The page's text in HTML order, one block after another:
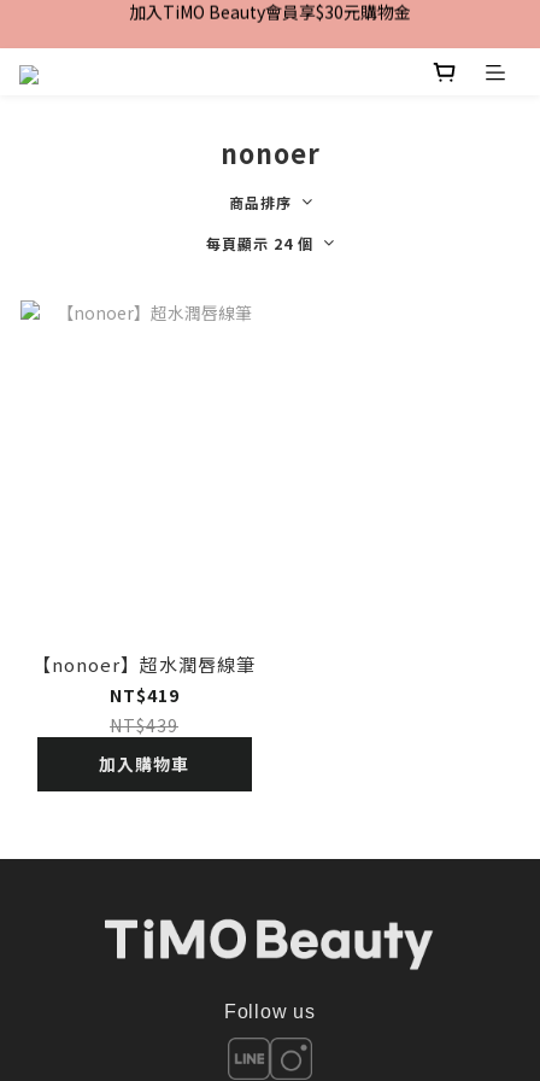
加入TiMO Beauty會員享$30元購物金
加入TiMO Beauty會員享$30元購物金
宅配｜台灣本島滿$2,499免運 | 台灣離島滿$2,999免運
加入TiMO Beauty會員享$30元購物金
nonoer
商品排序
每頁顯示 24 個
【nonoer】超水潤唇線筆
NT$419
NT$439
加入購物車
Follow us